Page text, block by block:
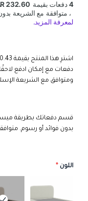
اشترِ هذا المنتج بقيمة 930.43
دفعات مع إمكان ادفع
ومتوافق مع الشريعة
بدون فوائد أو رسوم.
اللون *